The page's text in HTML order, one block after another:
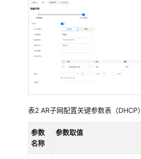
表2 AR子网配置关键参数表（DHCP）
参数
名称
参数取值